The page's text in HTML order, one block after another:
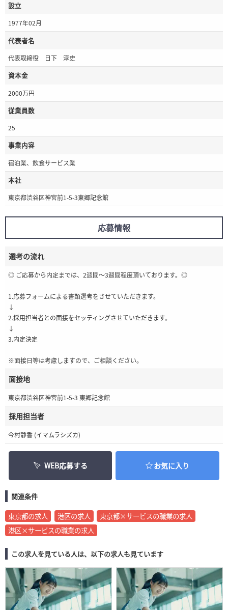
設立
1977年02月
代表者名
代表取締役 日下 淳史
資本金
2000万円
従業員数
25
事業内容
宿泊業、飲食サービス業
本社
東京都渋谷区神宮前1-5-3東郷記念館
応募情報
選考の流れ
◎ ご応募から内定までは、2週間～3週間程度頂いております。◎
1.応募フォームによる書類選考をさせていただきます。
↓
2.採用担当者との面接をセッティングさせていただきます。
↓
3.内定決定
※面接日等は考慮しますので、ご相談ください。
面接地
東京都渋谷区神宮前1-5-3 東郷記念館
採用担当者
今村静香 (イマムラシズカ)
WEB応募する お気に入り
関連条件
東京都の求人 港区の求人
東京都×サービスの職業の求人
港区×サービスの職業の求人
この求人を見ている人は、以下の求人も見ています